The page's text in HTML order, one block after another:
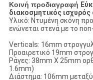
Κοινή προδιαγραφή
διακοσμητικός
Υλικό: Ντυμένη σκόνη
ενώνεται στενά με το
Verticals: 16mm
Προαιρετικό 19mm
Ράγες: 38mm X 25mm
1.6mm)
Διάστημα: 106mm